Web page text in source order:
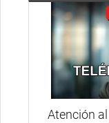
Atención